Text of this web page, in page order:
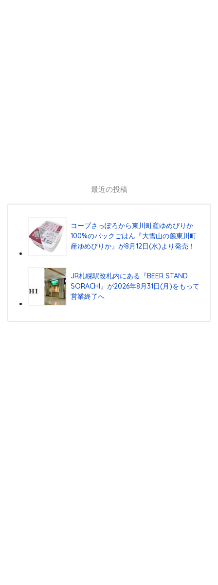
最近の投稿
コープさっぽろから東川町産ゆめぴりか
100%のパックごはん『⼤雪⼭の麓東川町
産ゆめぴりか』が8⽉12⽇(⽔)より発売！
JR札幌駅改札内にある『BEER STAND
SORACHI』が2026年8月31日(月)をもって
営業終了へ